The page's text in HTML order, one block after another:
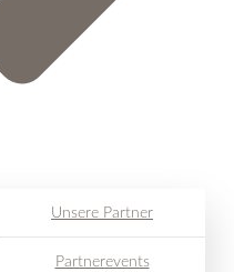
Unsere Partner
Partnerevents